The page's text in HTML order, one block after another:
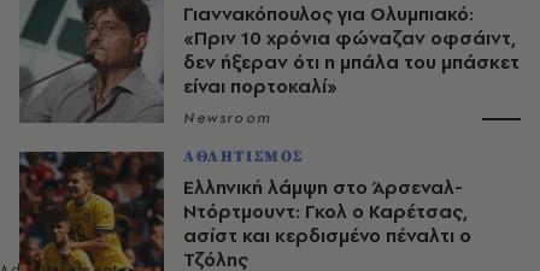
Γιαννακόπουλος για Ολυμπιακό:
«Πριν 10 χρόνια φώναζαν οφσάιντ,
δεν ήξεραν ότι η μπάλα του μπάσκετ
είναι πορτοκαλί»
Newsroom
ΑΘΛΗΤΙΣΜΟΣ
Ελληνική λάμψη στο Άρσεναλ-
Ντόρτμουντ: Γκολ ο Καρέτσας,
ασίστ και κερδισμένο πέναλτι ο
Τζόλης